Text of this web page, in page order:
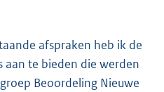
afspraken heb ik de
aan te bieden die werden
Beoordeling Nieuwe